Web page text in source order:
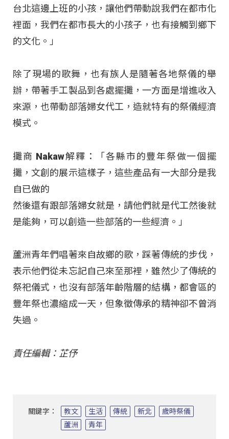
台北這邊上班的小孩，讓他們帶動說我們在都市化
裡面，我們在都市長大的小孩子，也有接觸到鄉下
的文化。」
除了現場的歌舞，也有族人是隨著各地祭儀的舉
辦，帶著手工製品到各處擺攤，一方面是增進收入
來源，也帶動部落婦女代工，造就特有的祭儀經濟
模式。
攤商 Nakaw解釋：「各縣市的豐年祭做一個擺
攤，文創的展示這樣子，這些產品有一大部分是我
自已做的
然後還有跟部落婦女就是，請他們就是代工然後就
是能夠，可以創造一些部落的一些經濟。」
蘆洲青年們唱著來自故鄉的歌，踩著傳統的步伐，
表示他們從未忘記自己來至那裡，雖然少了傳統的
祭祀儀式，也沒有部落年齡階層的結構，都會區的
豐年祭也濃縮成一天，但象徵傳承的精神卻不曾消
失過。
責任編輯：芷伃
關鍵字： 教文 生活 傳統 新北
歲時祭儀
蘆洲
青年